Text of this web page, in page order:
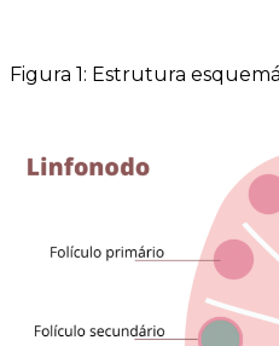
Figura 1: Estrutura